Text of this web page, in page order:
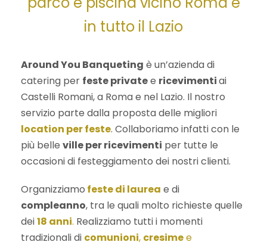
in tutto il Lazio
Around You Banqueting è un’azienda di
catering per feste privatee ricevimentiai
Castelli Romani, a Roma e nel Lazio. Il nostro
servizio parte dalla proposta delle migliori
location per feste. Collaboriamo infatti con le
più belle ville per ricevimenti per tutte le
occasioni di festeggiamento dei nostri clienti.
Organizziamo feste di laurea e di
compleanno, tra le quali molto richieste quelle
dei18 anni. Realizziamo tutti i momenti
tradizionali di comunioni, cresimee